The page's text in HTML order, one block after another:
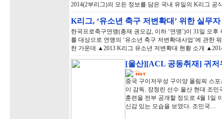
2014(2부리그)의 모든 정보를 담은 국내 유일의 K리그
K리그, ‘유소년 축구 저변확대’ 위한 실무
한국프로축구연맹(총재 권오갑, 이하 ‘연맹’)이 31일 오
를 대상으로 연맹의 ‘유소년 축구 저변확대사업‘에 관한
한 가운데 ▲2013 K리그 유소년 저변확대 현황 소개
[울산][ACL 공동취재] 귀
중국 구이저우성 구이양 올림픽 스
이 감독. 장청린 선수 울산 현대 조
훈련을 전부 공개할 정도로 4월 1일
신감 있는 모습을 보였다. 조민국…